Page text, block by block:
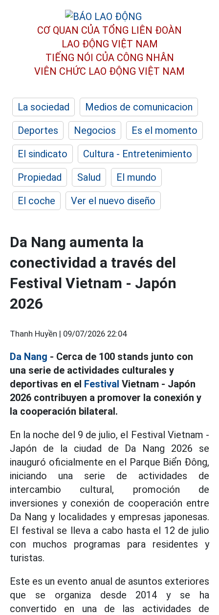
CƠ QUAN CỦA TỔNG LIÊN ĐOÀN
LAO ĐỘNG VIỆT NAM
TIẾNG NÓI CỦA CÔNG NHÂN
VIÊN CHỨC LAO ĐỘNG VIỆT NAM
La sociedad
Medios de comunicacion
Deportes
Negocios
Es el momento
El sindicato
Cultura - Entretenimiento
Propiedad
Salud
El mundo
El coche
Ver el nuevo diseño
Da Nang aumenta la
conectividad a través del
Festival Vietnam - Japón
2026
Thanh Huyền | 09/07/2026 22:04
Da Nang - Cerca de 100 stands junto con
una serie de actividades culturales y
deportivas en el Festival Vietnam - Japón
2026 contribuyen a promover la conexión y
la cooperación bilateral.
En la noche del 9 de julio, el Festival Vietnam -
Japón de la ciudad de Da Nang 2026 se
inauguró oficialmente en el Parque Biển Đông,
iniciando una serie de actividades de
intercambio cultural, promoción de
inversiones y conexión de cooperación entre
Da Nang y localidades y empresas japonesas.
El festival se lleva a cabo hasta el 12 de julio
con muchos programas para residentes y
turistas.
Este es un evento anual de asuntos exteriores
que se organiza desde 2014 y se ha
convertido en una de las actividades de